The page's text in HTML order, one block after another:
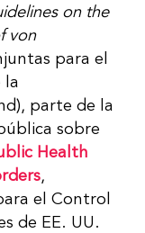
on the
von
para el
la
parte de la
sobre
Health
,
el Control
de EE. UU.